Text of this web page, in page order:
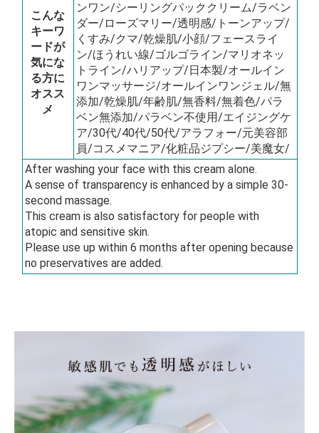
こんな
キーワ
ードが
気にな
る方に
オスス
メ
ンワン/シーリングパッククリーム/ラベン
ダー/ローズマリー/透明感/トーンアップ/
くすみ/クマ/乾燥肌/小顔/フェースライ
ン/ほうれい線/ゴルゴライン/マリオネッ
トライン/ハリアップ/日本製/オールイン
ワンマッサージ/オールインワンジェル/無
添加/乾燥肌/年齢肌/無香料/無着色/パラ
ベン無添加/パラベン不使用/エイジングケ
ア/30代/40代/50代/アラフォー/元美容部
員/コスメマニア/化粧品ジプシー/美魔女/
After washing your face with this cream alone.
A sense of transparency is enhanced by a simple 30-
second massage.
This cream is also satisfactory for people with
atopic and sensitive skin.
Please use up within 6 months after opening because
no preservatives are added.